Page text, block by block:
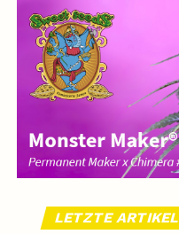
LETZTE ARTIKEL